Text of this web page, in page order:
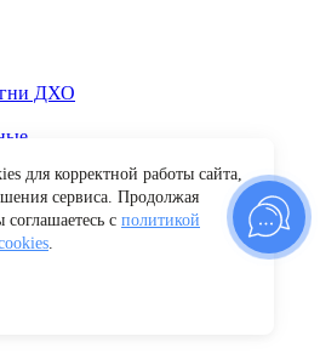
ДХО
для корректной работы сайта,
сервиса. Продолжая
соглашаетесь с политикой
.